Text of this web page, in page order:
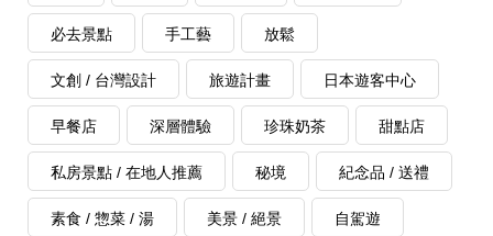
必去景點 手工藝 放鬆
文創 / 台灣設計 旅遊計畫 日本遊客中心
早餐店 深層體驗 珍珠奶茶 甜點店
私房景點 / 在地人推薦 秘境 紀念品 / 送禮
素食 / 惣菜 / 湯 美景 / 絕景 自駕遊